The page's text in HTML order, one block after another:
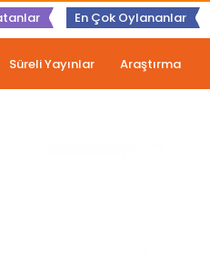
En Çok Oylananlar
Süreli Yayınlar Araştırma